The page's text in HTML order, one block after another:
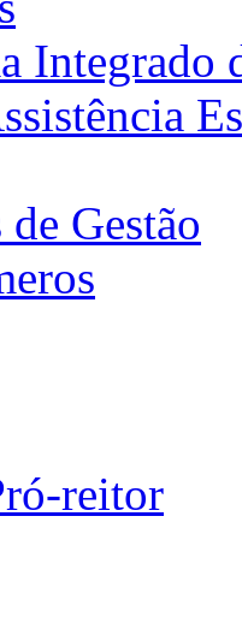
Integrado
Gestão
reitor